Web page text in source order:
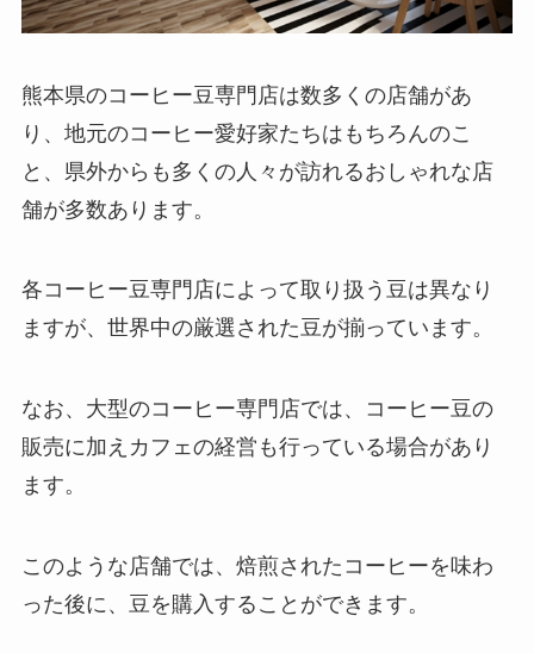
熊本県のコーヒー豆専門店は数多くの店舗があ
り、地元のコーヒー愛好家たちはもちろんのこ
と、県外からも多くの人々が訪れるおしゃれな店
舗が多数あります。
各コーヒー豆専門店によって取り扱う豆は異なり
ますが、世界中の厳選された豆が揃っています。
なお、大型のコーヒー専門店では、コーヒー豆の
販売に加えカフェの経営も行っている場合があり
ます。
このような店舗では、焙煎されたコーヒーを味わ
った後に、豆を購入することができます。